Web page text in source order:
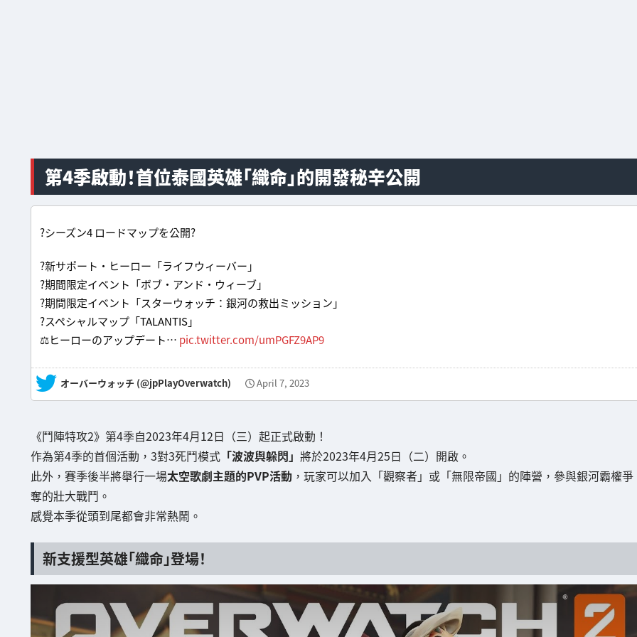
第4季啟動！首位泰國英雄「織命」的開發秘辛公開
?シーズン4 ロードマップを公開?
?新サポート・ヒーロー「ライフウィーバー」
?期間限定イベント「ボブ・アンド・ウィーブ」
?期間限定イベント「スターウォッチ：銀河の救出ミッション」
?スペシャルマップ「TALANTIS」
⚖ヒーローのアップデート… pic.twitter.com/umPGFZ9AP9
— オーバーウォッチ (@jpPlayOverwatch) April 7, 2023
《鬥陣特攻2》第4季自2023年4月12日（三）起正式啟動！
作為第4季的首個活動，3對3死鬥模式「波波與躲閃」 將於2023年4月25日（二）開啟。
此外，賽季後半將舉行一場太空歌劇主題的PVP活動，玩家可以加入「觀察者」或「無限帝國」的陣營，參與銀河霸權爭
奪的壯大戰鬥。
感覺本季從頭到尾都會非常熱鬧。
新支援型英雄「織命」登場！